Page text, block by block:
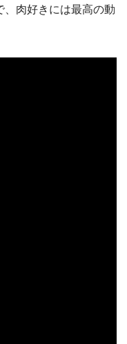
、肉好きには最高の動